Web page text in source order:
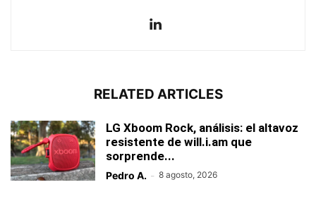
RELATED ARTICLES
LG Xboom Rock, análisis: el altavoz
resistente de will.i.am que
sorprende...
Pedro A. - 8 agosto, 2026